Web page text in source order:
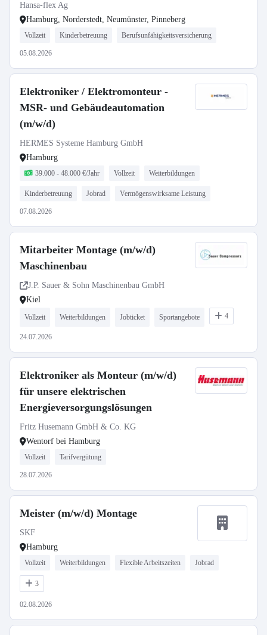
Hansa-flex Ag
Hamburg, Norderstedt, Neumünster, Pinneberg
Vollzeit Kinderbetreuung Berufsunfähigkeitsversicherung
05.08.2026
Elektroniker / Elektromonteur -
MSR- und Gebäudeautomation
(m/w/d)
HERMES Systeme Hamburg GmbH
Hamburg
39.000 - 48.000 €/Jahr Vollzeit Weiterbildungen
Kinderbetreuung Jobrad Vermögenswirksame Leistung
07.08.2026
Mitarbeiter Montage (m/w/d)
Maschinenbau
J.P. Sauer & Sohn Maschinenbau GmbH
Kiel
Vollzeit Weiterbildungen Jobticket Sportangebote 4
24.07.2026
Elektroniker als Monteur (m/w/d)
für unsere elektrischen
Energieversorgungslösungen
Fritz Husemann GmbH & Co. KG
Wentorf bei Hamburg
Vollzeit Tarifvergütung
28.07.2026
Meister (m/w/d) Montage
SKF
Hamburg
Vollzeit Weiterbildungen Flexible Arbeitszeiten Jobrad
3
02.08.2026